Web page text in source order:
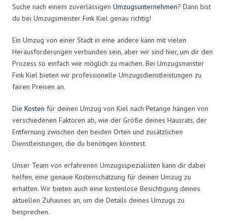
Suche nach einem zuverlässigen Umzugsunternehmen? Dann bist
du bei Umzugsmeister Fink Kiel genau richtig!
Ein Umzug von einer Stadt in eine andere kann mit vielen
Herausforderungen verbunden sein, aber wir sind hier, um dir den
Prozess so einfach wie möglich zu machen. Bei Umzugsmeister
Fink Kiel bieten wir professionelle Umzugsdienstleistungen zu
fairen Preisen an.
Die Kosten für deinen Umzug von Kiel nach Petange hängen von
verschiedenen Faktoren ab, wie der Größe deines Hausrats, der
Entfernung zwischen den beiden Orten und zusätzlichen
Dienstleistungen, die du benötigen könntest.
Unser Team von erfahrenen Umzugsspezialisten kann dir dabei
helfen, eine genaue Kostenschätzung für deinen Umzug zu
erhalten. Wir bieten auch eine kostenlose Besichtigung deines
aktuellen Zuhauses an, um die Details deines Umzugs zu
besprechen.